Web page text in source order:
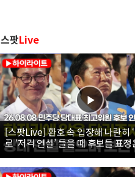
스팟Live
[스팟Live] 환호 속 입장해 나란히
로 ‘저격 연설’ 들을 때 후보들 표
26.08.08 더불어민주당 당대표·최
보 인천 합동연설회